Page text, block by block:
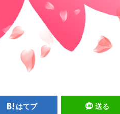
はてブ 送る